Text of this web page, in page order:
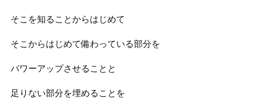
そこを知ることからはじめて
そこからはじめて備わっている部分を
パワーアップさせることと
足りない部分を埋めることを